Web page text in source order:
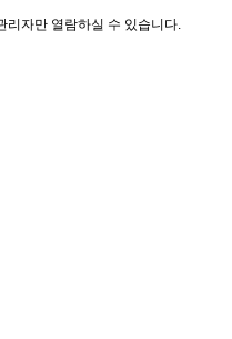
리자만 열람하실 수 있습니다.